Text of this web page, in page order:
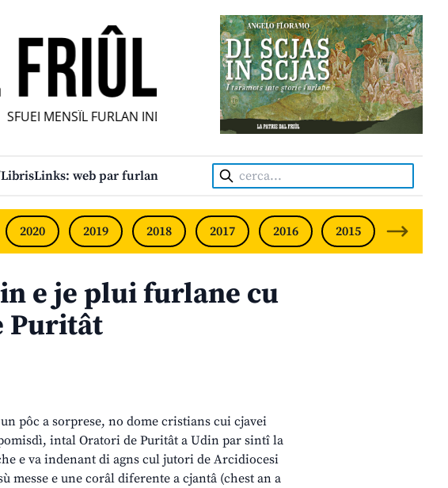
MENSÎL FURLAN INDIPENDENT • INDEPENDENT FRIULIAN MONTHLY •
Links: web par furlan Cerca:
2020 2019 2018 2017 2016 2015 2014
e je plui furlane cu
Puritât
pôc a sorprese, no dome cristians cui cjavei
intal Oratori de Puritât a Udin par sintî la
e va indenant di agns cul jutori de Arcidiocesi
messe e une corâl diferente a cjantâ (chest an a